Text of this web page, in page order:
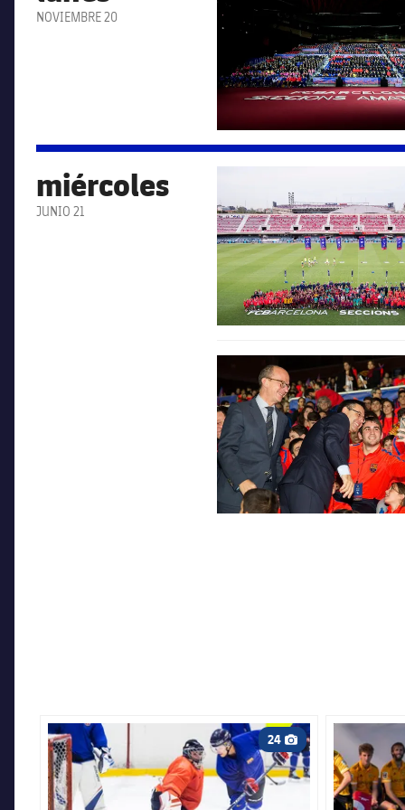
NOVIEMBRE 20
miércoles
JUNIO 21
FC Barcelona club badge
FC Barcelona club badge 24
Icono de cámara
FC